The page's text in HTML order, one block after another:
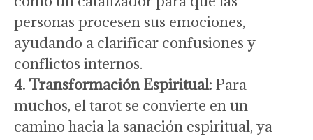
personas procesen sus emociones,
ayudando a clarificar confusiones y
conflictos internos.
4. Transformación Espiritual: Para
muchos, el tarot se convierte en un
camino hacia la sanación espiritual, ya